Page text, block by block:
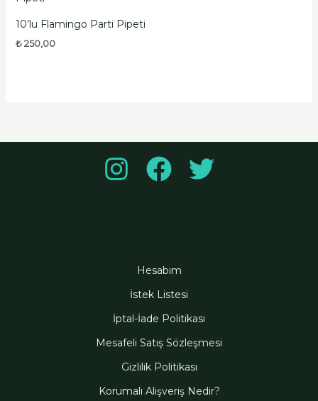
10’lu Flamingo Parti Pipeti
₺250,00
Hesabım
İstek Listesi
İptal-İade Politikası
Mesafeli Satış Sözleşmesi
Gizlilik Politikası
Korumalı Alışveriş Nedir?